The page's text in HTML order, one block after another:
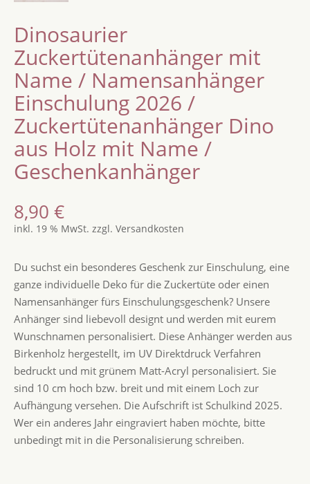
Dinosaurier
Zuckertütenanhänger mit
Name / Namensanhänger
Einschulung 2026 /
Zuckertütenanhänger Dino
aus Holz mit Name /
Geschenkanhänger
8,90 €
inkl. 19 % MwSt. zzgl. Versandkosten
Du suchst ein besonderes Geschenk zur Einschulung, eine
ganze individuelle Deko für die Zuckertüte oder einen
Namensanhänger fürs Einschulungsgeschenk? Unsere
Anhänger sind liebevoll designt und werden mit eurem
Wunschnamen personalisiert. Diese Anhänger werden aus
Birkenholz hergestellt, im UV Direktdruck Verfahren
bedruckt und mit grünem Matt-Acryl personalisiert. Sie
sind 10 cm hoch bzw. breit und mit einem Loch zur
Aufhängung versehen. Die Aufschrift ist Schulkind 2025.
Wer ein anderes Jahr eingraviert haben möchte, bitte
unbedingt mit in die Personalisierung schreiben.